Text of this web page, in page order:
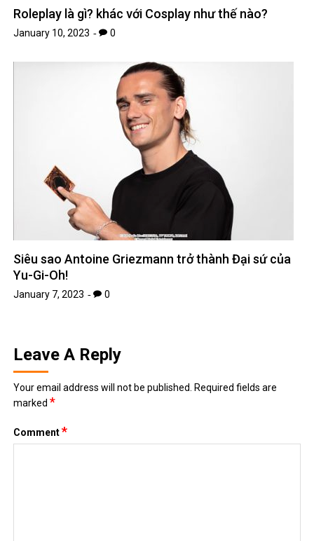
Roleplay là gì? khác với Cosplay như thế nào?
January 10, 2023 0
Siêu sao Antoine Griezmann trở thành Đại sứ của
Yu-Gi-Oh!
January 7, 2023 0
Leave A Reply
Your email address will not be published.
Required fields are
marked*
Comment*